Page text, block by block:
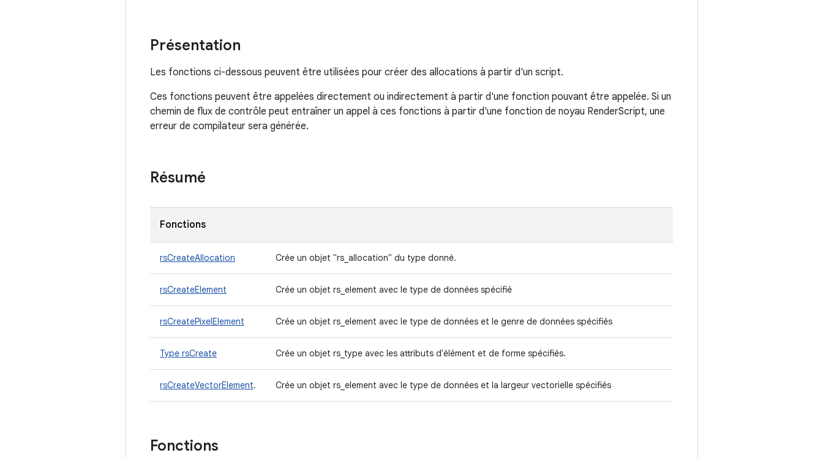
Présentation
Les fonctions ci-dessous peuvent être utilisées pour créer des allocations à partir d'un script.
Ces fonctions peuvent être appelées directement ou indirectement à partir d'une fonction pouvant être appelée. Si un
chemin de flux de contrôle peut entraîner un appel à ces fonctions à partir d'une fonction de noyau RenderScript, une
erreur de compilateur sera générée.
Résumé
Fonctions
rsCreateAllocation Crée un objet "rs_allocation" du type donné.
rsCreateElement Crée un objet rs_element avec le type de données spécifié
rsCreatePixelElement Crée un objet rs_element avec le type de données et le genre de données spécifiés
Type rsCreate Crée un objet rs_type avec les attributs d'élément et de forme spécifiés.
rsCreateVectorElement. Crée un objet rs_element avec le type de données et la largeur vectorielle spécifiés
Fonctions